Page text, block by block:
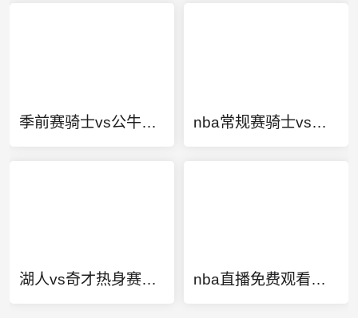
季前赛骑士vs公牛回放 nba常规赛骑士vs公牛
湖人vs奇才热身赛回放 nba直播免费观看直播看球直播